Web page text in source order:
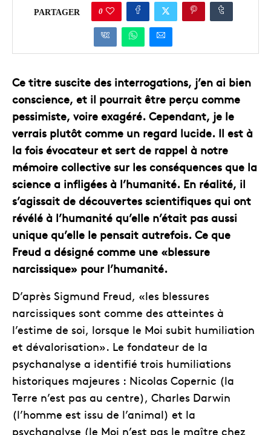
PARTAGER 0
Ce titre suscite des interrogations, j’en ai bien
conscience, et il pourrait être perçu comme
pessimiste, voire exagéré. Cependant, je le
verrais plutôt comme un regard lucide. Il est à
la fois évocateur et sert de rappel à notre
mémoire collective sur les conséquences que la
science a infligées à l’humanité. En réalité, il
s’agissait de découvertes scientifiques qui ont
révélé à l’humanité qu’elle n’était pas aussi
unique qu’elle le pensait autrefois. Ce que
Freud a désigné comme une «blessure
narcissique» pour l’humanité.
D’après Sigmund Freud, «les blessures
narcissiques sont comme des atteintes à
l’estime de soi, lorsque le Moi subit humiliation
et dévalorisation». Le fondateur de la
psychanalyse a identifié trois humiliations
historiques majeures : Nicolas Copernic (la
Terre n’est pas au centre), Charles Darwin
(l’homme est issu de l’animal) et la
psychanalyse (le Moi n’est pas le maître chez